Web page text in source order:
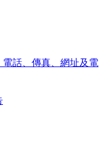
話、傳真、網址及電